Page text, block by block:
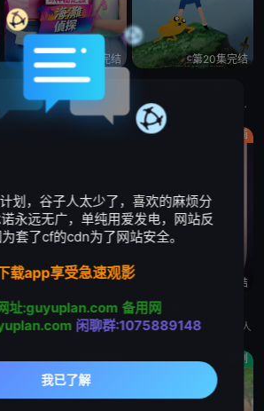
第6集完结 第20集完结
萨沙·奈特,约翰·迪·马吉欧,汤姆·肯尼,海登·瓦尔希,奥利维亚·奥尔森,杨泫贞
全10集
乡巴佬希尔一家的幸福生活 第十五季
暂无
动画
第15集完结
惊天逆转 第二季
Bronwen Morgan,胖雪人
欧美动漫 喜剧
划，谷子人太少了，喜欢的麻烦分
永远无广，单纯用爱发电，网站反
套了cf的cdn为了网站安全。
载app享受急速观影
址:guyuplan.com 备用网
闲聊群:1075889148